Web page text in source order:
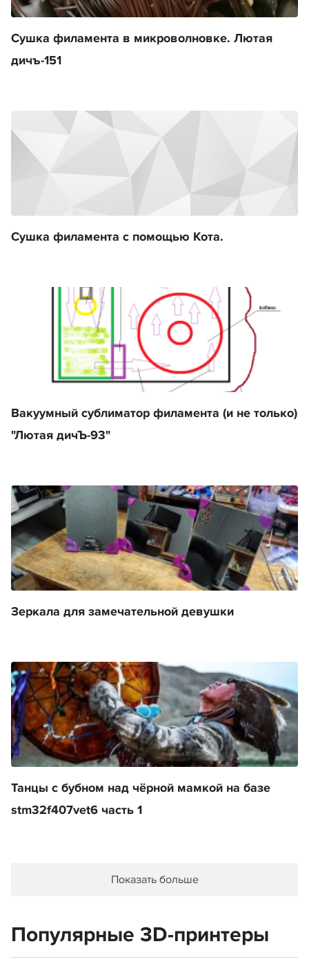
Сушка филамента в микроволновке. Лютая
дичъ-151
Сушка филамента с помощью Кота.
Вакуумный сублиматор филамента (и не только)
"Лютая дичЪ-93"
Зеркала для замечательной девушки
Танцы с бубном над чёрной мамкой на базе
stm32f407vet6 часть 1
Показать больше
Популярные 3D-принтеры